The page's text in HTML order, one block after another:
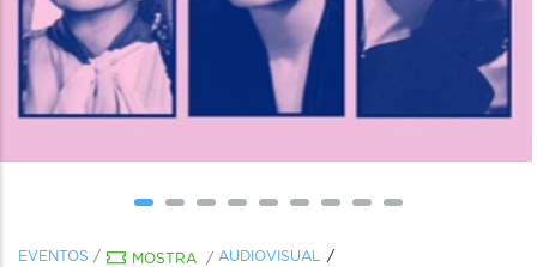
EVENTOS / MOSTRA / AUDIOVISUAL